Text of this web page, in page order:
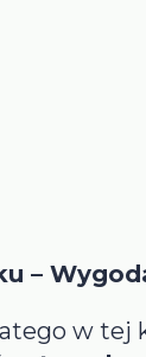
–
w tej